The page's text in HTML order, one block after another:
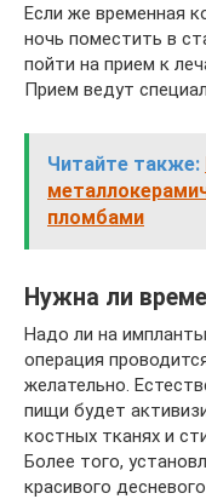
Если же временная
ночь поместить в
пойти на прием к
Прием ведут
Читайте также:
пломбами
Нужна ли
Надо ли на
операция
желательно.
пищи будет
костных тканях и
Более того,
красивого